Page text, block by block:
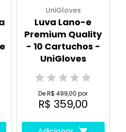
UniGloves
Luva Lano-e
Premium Quality
- 10 Cartuchos -
De R$ 499,00 por
R$ 359,00